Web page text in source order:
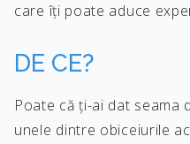
care îți poate aduce
DE CE?
Poate că ți-ai dat seama
unele dintre obiceiurile